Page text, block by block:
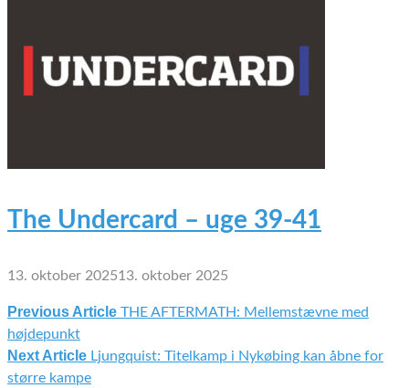
The Undercard – uge 39-41
13. oktober 202513. oktober 2025
Indlægsnavigation
Previous Article THE AFTERMATH: Mellemstævne med
højdepunkt
Next Article Ljungquist: Titelkamp i Nykøbing kan åbne for
større kampe